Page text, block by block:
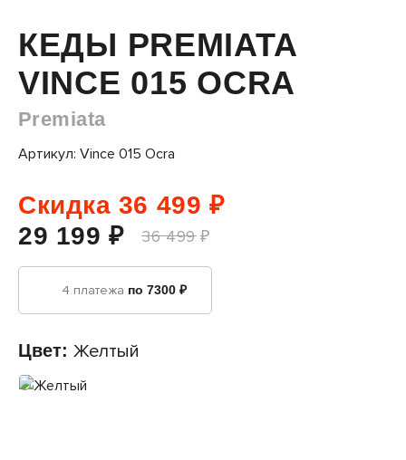
КЕДЫ PREMIATA
VINCE 015 OCRA
Premiata
Артикул: Vince 015 Ocra
Скидка 36 499 ₽
29 199 ₽
36 499 ₽
4 платежа по 7300 ₽
Цвет: Желтый